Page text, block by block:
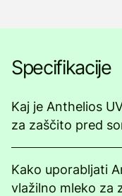
Specifikacije
Kaj je Anthelios
za zaščito pred
Kako uporabljati
vlažilno mleko za